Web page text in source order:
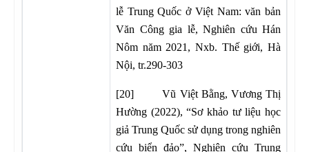
lễ Trung Quốc ở Việt Nam: văn bản
Văn Công gia lễ, Nghiên cứu Hán
Nôm năm 2021, Nxb. Thế giới, Hà
Nội, tr.290-303
[20] Vũ Việt Bằng, Vương Thị
Hường (2022), “Sơ khảo tư liệu học
giả Trung Quốc sử dụng trong nghiên
cứu biển đảo”, Nghiên cứu Trung